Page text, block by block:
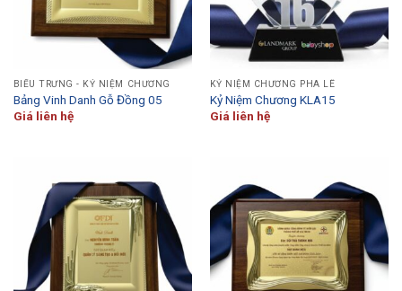
BIỂU TRƯNG - KỶ NIỆM CHƯƠNG
Bảng Vinh Danh Gỗ Đồng 05
Giá liên hệ
KỶ NIỆM CHƯƠNG PHA LÊ
Kỷ Niệm Chương KLA15
Giá liên hệ